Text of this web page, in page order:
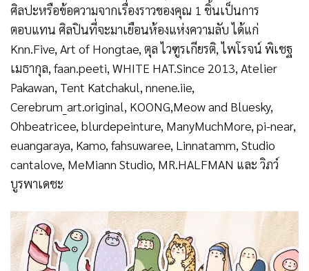
ศิลปะหรือข้อความจากเรื่องราวของคุณ 1 ชิ้นเป็นการ
ตอบแทน ศิลปินที่จะมาเยือนห้องแห่งความลับ ได้แก่
Knn.Five, Art of Hongtae, ตุล ไวฑูรเกียรติ, ไพโรจน์ พิเชฐ
เมธากุล, faan.peeti, WHITE HAT.Since 2013, Atelier
Pakawan, Tent Katchakul, nnene.iie,
Cerebrum_art.original, KOONG,Meow and Bluesky,
Ohbeatricee, blurdepeinture, ManyMuchMore, pi-near,
euangaraya, Kamo, fahsuwaree, Linnatamm, Studio
cantalove, MeMiann Studio, MR.HALFMAN และ วิภว์
บูรพาเดชะ